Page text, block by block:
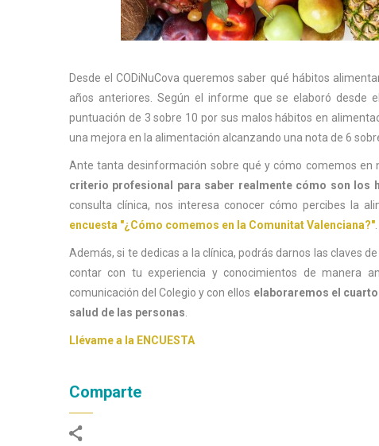
Desde el CODiNuCova queremos saber qué hábitos
años anteriores. Según el informe que se elaboró desde
puntuación de 3 sobre 10 por sus malos hábitos en
una mejora en la alimentación alcanzando una nota de 6
Ante tanta desinformación sobre qué y cómo comemos en
criterio profesional para saber realmente cómo son los
consulta clínica, nos interesa conocer cómo percibes la
encuesta "¿Cómo comemos en la Comunitat Valenciana?"
Además, si te dedicas a la clínica, podrás darnos las claves
contar con tu experiencia y conocimientos de manera
comunicación del Colegio y con ellos elaboraremos el
salud de las personas
Llévame a la ENCUESTA
Comparte